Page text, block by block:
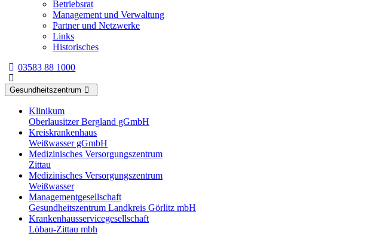
Betriebsrat
Management und Verwaltung
Partner und Netzwerke
Links
Historisches
03583 88 1000
Gesundheitszentrum
Klinikum
Oberlausitzer Bergland gGmbH
Kreiskrankenhaus
Weißwasser gGmbH
Medizinisches Versorgungszentrum
Zittau
Medizinisches Versorgungszentrum
Weißwasser
Managementgesellschaft
Gesundheitszentrum Landkreis Görlitz mbH
Krankenhausservicegesellschaft
Löbau-Zittau mbh